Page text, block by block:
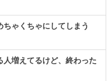
ちゃくちゃにしてしまう
人増えてるけど、終わった